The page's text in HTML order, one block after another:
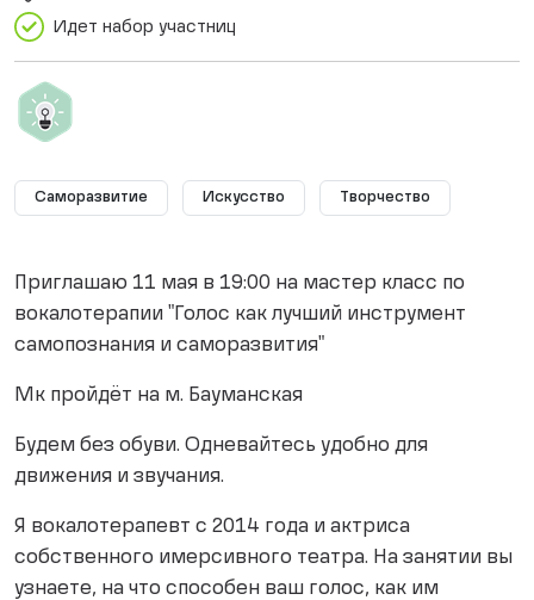
Идет набор участниц
Саморазвитие Искусство Творчество
Приглашаю 11 мая в 19:00 на мастер класс по
вокалотерапии "Голос как лучший инструмент
самопознания и саморазвития"
Мк пройдёт на м. Бауманская
Будем без обуви. Одневайтесь удобно для
движения и звучания.
Я вокалотерапевт с 2014 года и актриса
собственного имерсивного театра. На занятии вы
узнаете, на что способен ваш голос, как им